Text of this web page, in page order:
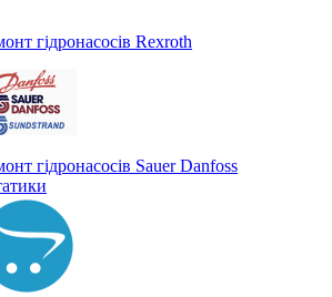
гідронасосів Rexroth
гідронасосів Sauer Danfoss